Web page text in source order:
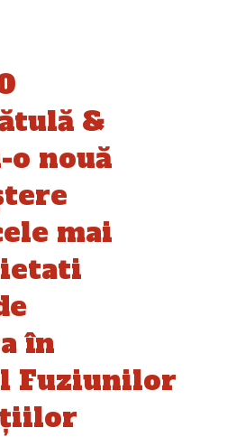
&
nouă
mai
în
Fuziunilor